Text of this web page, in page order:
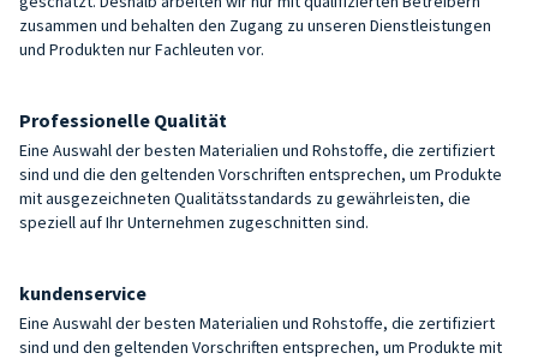
zusammen und behalten den Zugang zu unseren Dienstleistungen
und Produkten nur Fachleuten vor.
Professionelle Qualität
Eine Auswahl der besten Materialien und Rohstoffe, die zertifiziert
sind und die den geltenden Vorschriften entsprechen, um Produkte
mit ausgezeichneten Qualitätsstandards zu gewährleisten, die
speziell auf Ihr Unternehmen zugeschnitten sind.
kundenservice
Eine Auswahl der besten Materialien und Rohstoffe, die zertifiziert
sind und den geltenden Vorschriften entsprechen, um Produkte mit